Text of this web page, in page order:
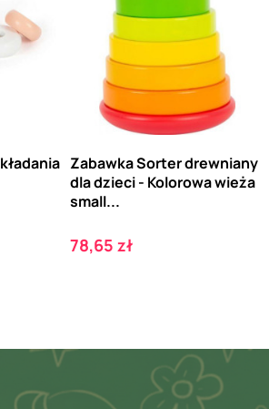
Zabawka Sorter drewniany
dla dzieci - Kolorowa wieża
small...
Cena
78,65 zł